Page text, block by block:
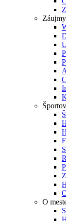
Záujmy
O